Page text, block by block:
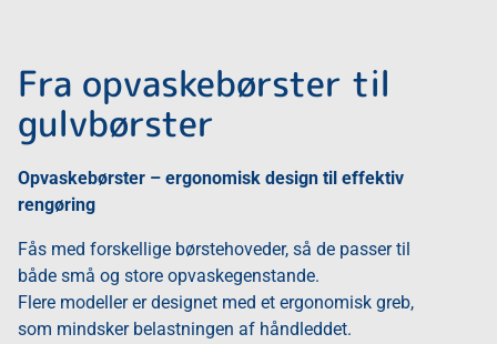
Fra opvaskebørster til
gulvbørster
Opvaskebørster – ergonomisk design til effektiv
rengøring
Fås med forskellige børstehoveder, så de passer til
både små og store opvaskegenstande.
Flere modeller er designet med et ergonomisk greb,
som mindsker belastningen af håndleddet.